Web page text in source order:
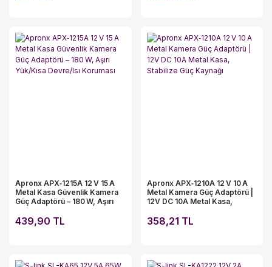
Apronx APX‑1215A 12 V 15 A
Metal Kasa Güvenlik Kamera
Güç Adaptörü – 180 W, Aşırı
439,90 TL
Apronx APX‑1210A 12 V 10 A
Metal Kamera Güç Adaptörü |
12V DC 10A Metal Kasa,
358,21 TL